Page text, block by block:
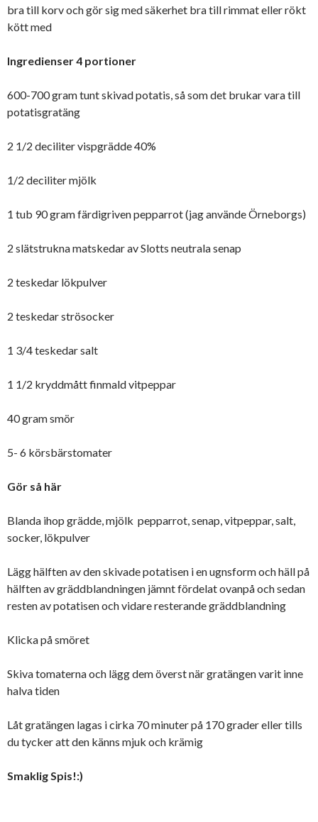
bra till korv och gör sig med säkerhet bra till rimmat eller rökt
kött med
Ingredienser 4 portioner
600-700 gram tunt skivad potatis, så som det brukar vara till
potatisgratäng
2 1/2 deciliter vispgrädde 40%
1/2 deciliter mjölk
1 tub 90 gram färdigriven pepparrot (jag använde Örneborgs)
2 slätstrukna matskedar av Slotts neutrala senap
2 teskedar lökpulver
2 teskedar strösocker
1 3/4 teskedar salt
1 1/2 kryddmått finmald vitpeppar
40 gram smör
5- 6 körsbärstomater
Gör så här
Blanda ihop grädde, mjölk pepparrot, senap, vitpeppar, salt,
socker, lökpulver
Lägg hälften av den skivade potatisen i en ugnsform och häll på
hälften av gräddblandningen jämnt fördelat ovanpå och sedan
resten av potatisen och vidare resterande gräddblandning
Klicka på smöret
Skiva tomaterna och lägg dem överst när gratängen varit inne
halva tiden
Låt gratängen lagas i cirka 70 minuter på 170 grader eller tills
du tycker att den känns mjuk och krämig
Smaklig Spis!:)